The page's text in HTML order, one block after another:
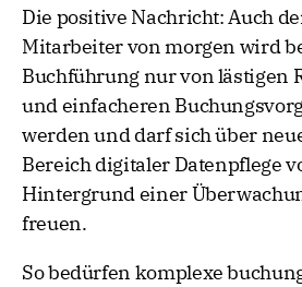
Die positive Nachricht: Auch
Mitarbeiter von morgen wird
Buchführung nur von lästigen
und einfacheren
werden und darf sich über
Bereich digitaler Datenpflege
Hintergrund einer
freuen.
So bedürfen komplexe